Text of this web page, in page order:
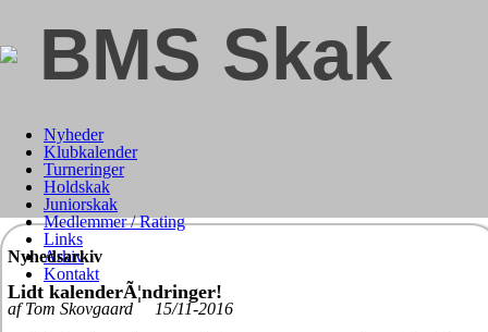
BMS Skak
Nyheder
Klubkalender
Turneringer
Holdskak
Juniorskak
Medlemmer / Rating
Links
Arkiv
Kontakt
Nyhedsarkiv
Lidt kalenderÃ¦ndringer!
af Tom Skovgaard 15/11-2016